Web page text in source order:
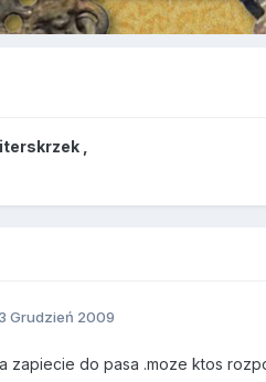
Grudzień 2009
zapiecie do pasa .moze ktos